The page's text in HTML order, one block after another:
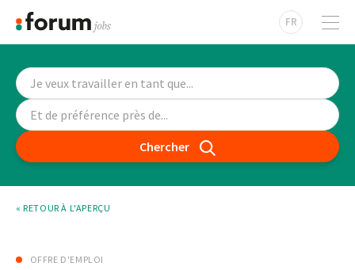
FR
Chercher
« RETOUR À L'APERÇU
OFFRE D'EMPLOI